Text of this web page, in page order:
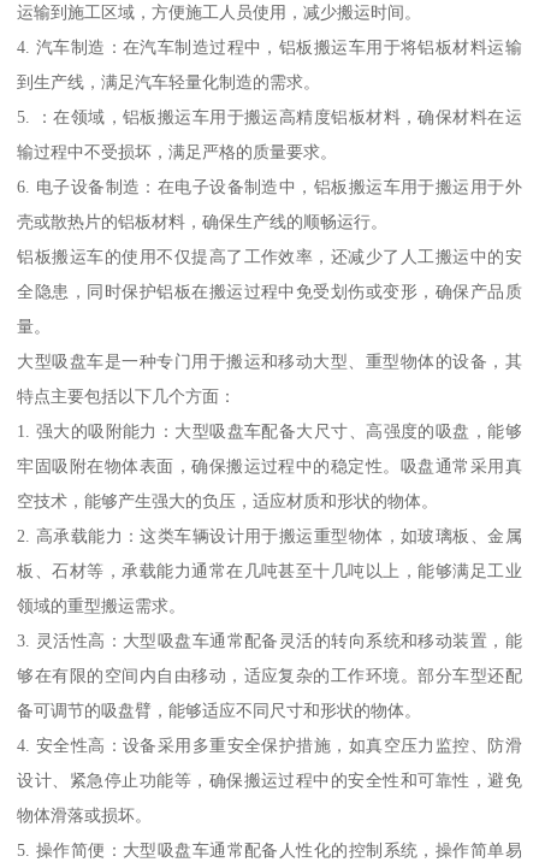
运输到施工区域，方便施工人员使用，减少搬运时间。
4. 汽车制造：在汽车制造过程中，铝板搬运车用于将铝板材料运输
到生产线，满足汽车轻量化制造的需求。
5. ：在领域，铝板搬运车用于搬运高精度铝板材料，确保材料在运
输过程中不受损坏，满足严格的质量要求。
6. 电子设备制造：在电子设备制造中，铝板搬运车用于搬运用于外
壳或散热片的铝板材料，确保生产线的顺畅运行。
铝板搬运车的使用不仅提高了工作效率，还减少了人工搬运中的安
全隐患，同时保护铝板在搬运过程中免受划伤或变形，确保产品质
量。
大型吸盘车是一种专门用于搬运和移动大型、重型物体的设备，其
特点主要包括以下几个方面：
1. 强大的吸附能力：大型吸盘车配备大尺寸、高强度的吸盘，能够
牢固吸附在物体表面，确保搬运过程中的稳定性。吸盘通常采用真
空技术，能够产生强大的负压，适应材质和形状的物体。
2. 高承载能力：这类车辆设计用于搬运重型物体，如玻璃板、金属
板、石材等，承载能力通常在几吨甚至十几吨以上，能够满足工业
领域的重型搬运需求。
3. 灵活性高：大型吸盘车通常配备灵活的转向系统和移动装置，能
够在有限的空间内自由移动，适应复杂的工作环境。部分车型还配
备可调节的吸盘臂，能够适应不同尺寸和形状的物体。
4. 安全性高：设备采用多重安全保护措施，如真空压力监控、防滑
设计、紧急停止功能等，确保搬运过程中的安全性和可靠性，避免
物体滑落或损坏。
5. 操作简便：大型吸盘车通常配备人性化的控制系统，操作简单易